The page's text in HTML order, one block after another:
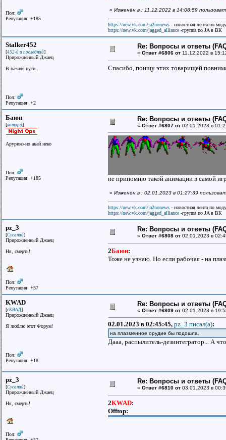
Пол:
Репутация: +185
« Изменён в : 11.12.2022 в 14:08:59
https://new.vk.com/ja2nonews - новостная лента по
https://new.vk.com/jagged_alliance -группа по JA в ВК
Stalker452
[452-й и последний]
Прирожденный Джаец
В начале пути...
Пол:
Репутация: +2
Re: Вопросы и ответы
« Ответ #6806 от 11.12.2022 в
Спасибо, поищу этих товарищей
Баюн
[котяра]
Арурико-но акай неко
Пол:
Репутация: +185
Re: Вопросы и ответы
« Ответ #6807 от 02.01.2023 в
не припомню такой анимации в самой
« Изменён в : 02.01.2023 в 01:27:39
https://new.vk.com/ja2nonews - новостная лента по
https://new.vk.com/jagged_alliance -группа по JA в ВК
pz_3
[Сусаний]
Прирожденный Джаец
Ня, смерть!
Пол:
Репутация: +57
Re: Вопросы и ответы
« Ответ #6808 от 02.01.2023 в
2Баюн:
Тоже не узнаю. Но если рабочая - на
KWAD
[сКВАД]
Прирожденный Джаец
Я люблю этот Форум!
Пол:
Репутация: +18
Re: Вопросы и ответы
« Ответ #6809 от 02.01.2023 в
02.01.2023 в 02:45:45, pz_3 писал(a):
на плазменное орудие бы подошла.
Дааа, распылитель-дезинтегратор... А
pz_3
[Сусаний]
Прирожденный Джаец
Ня, смерть!
Пол:
Re: Вопросы и ответы
« Ответ #6810 от 03.01.2023 в
2KWAD:
Offtop: